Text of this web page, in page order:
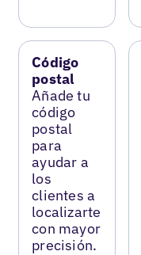
Código
postal
Añade tu
código
postal
para
ayudar a
los
clientes a
localizarte
con mayor
precisión.